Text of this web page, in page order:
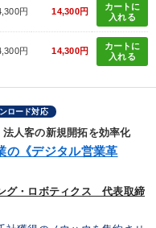
円 14,300円
カートに
入れる
円 14,300円
カートに
入れる
ロード対応
人客の新規開拓を効率化
の《デジタル営業革
グ・ロボティクス 代表取締